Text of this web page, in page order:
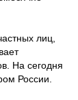
лиц,
На сегодня
России.